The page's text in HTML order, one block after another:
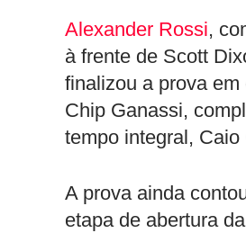
Alexander Rossi,
à frente de Scott
finalizou a prova
Chip Ganassi,
tempo integral,
A prova ainda
etapa de abertura